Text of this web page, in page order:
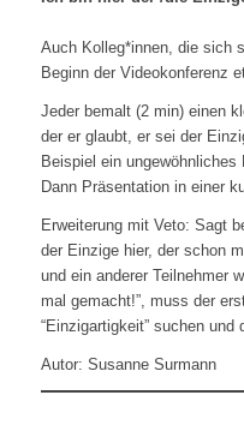
Auch Kolleg*innen, die sich
Beginn der Videokonferenz
Jeder bemalt (2 min) einen
der er glaubt, er sei der
Beispiel ein
Dann Präsentation in einer
Erweiterung mit Veto: Sagt
der Einzige hier, der schon
und ein anderer Teilnehmer
mal gemacht!”, muss der
“Einzigartigkeit” suchen und
Autor: Susanne Surmann